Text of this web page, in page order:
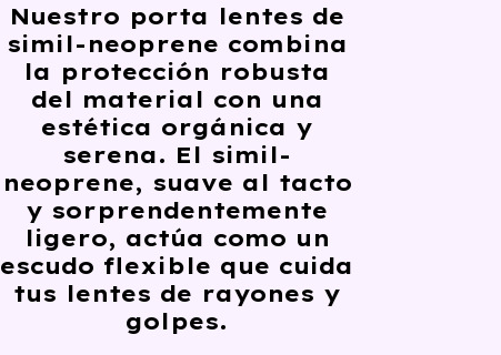
Nuestro porta lentes de
simil-neoprene combina
la protección robusta
del material con una
estética orgánica y
serena. El simil-
neoprene, suave al tacto
y sorprendentemente
ligero, actúa como un
escudo flexible que cuida
tus lentes de rayones y
golpes.